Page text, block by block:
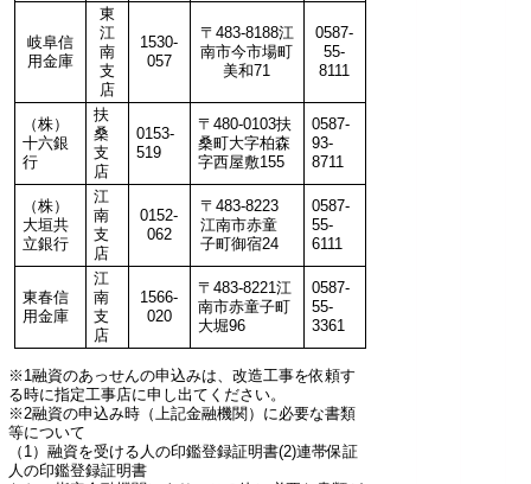
岐阜信
用金庫
東
江
南
支
店
1530-
057
〒483-8188江
南市今市場町
美和71
0587-
55-
8111
（株）
十六銀
行
扶
桑
支
店
0153-
519
〒480-0103扶
桑町大字柏森
字西屋敷155
0587-
93-
8711
（株）
大垣共
立銀行
江
南
支
店
0152-
062
〒483-8223
江南市赤童
子町御宿24
0587-
55-
6111
東春信
用金庫
江
南
支
店
1566-
020
〒483-8221江
南市赤童子町
大堀96
0587-
55-
3361
※1融資のあっせんの申込みは、改造工事を依頼す
る時に指定工事店に申し出てください。
※2融資の申込み時（上記金融機関）に必要な書類
等について
（1）融資を受ける人の印鑑登録証明書(2)連帯保証
人の印鑑登録証明書